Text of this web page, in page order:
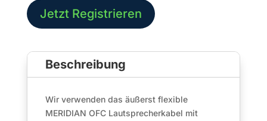
225-
0200-
x
Jetzt Registrieren
Beschreibung
Wir verwenden das äußerst flexible
MERIDIAN OFC Lautsprecherkabel mit